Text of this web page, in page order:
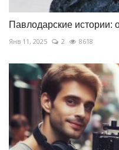
Павлодарские истории:
Янв 11, 2025 2 8618